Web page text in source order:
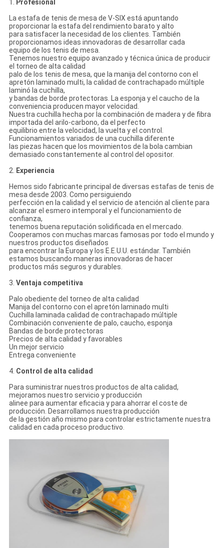
1. Profesional
La estafa de tenis de mesa de V-SIX está apuntando
proporcionar la estafa del rendimiento barato y alto
para satisfacer la necesidad de los clientes. También
proporcionamos ideas innovadoras de desarrollar cada
equipo de los tenis de mesa.
Tenemos nuestro equipo avanzado y técnica única de producir
el torneo de alta calidad
palo de los tenis de mesa, que la manija del contorno con el
apretón laminado multi, la calidad de contrachapado múltiple
laminó la cuchilla,
y bandas de borde protectoras. La esponja y el caucho de la
conveniencia producen mayor velocidad.
Nuestra cuchilla hecha por la combinación de madera y de fibra
importada del arilo-carbono, da el perfecto
equilibrio entre la velocidad, la vuelta y el control.
Funcionamientos variados de una cuchilla diferente
las piezas hacen que los movimientos de la bola cambian
demasiado constantemente al control del opositor.
2. Experiencia
Hemos sido fabricante principal de diversas estafas de tenis de
mesa desde 2003. Como persiguiendo
perfección en la calidad y el servicio de atención al cliente para
alcanzar el esmero intemporal y el funcionamiento de
confianza,
tenemos buena reputación solidificada en el mercado.
Cooperamos con muchas marcas famosas por todo el mundo y
nuestros productos diseñados
para encontrar la Europa y los E.E.U.U. estándar. También
estamos buscando maneras innovadoras de hacer
productos más seguros y durables.
3. Ventaja competitiva
Palo obediente del torneo de alta calidad
Manija del contorno con el apretón laminado multi
Cuchilla laminada calidad de contrachapado múltiple
Combinación conveniente de palo, caucho, esponja
Bandas de borde protectoras
Precios de alta calidad y favorables
Un mejor servicio
Entrega conveniente
4. Control de alta calidad
Para suministrar nuestros productos de alta calidad,
mejoramos nuestro servicio y producción
alinee para aumentar eficacia y para ahorrar el coste de
producción. Desarrollamos nuestra producción
de la gestión año mismo para controlar estrictamente nuestra
calidad en cada proceso productivo.